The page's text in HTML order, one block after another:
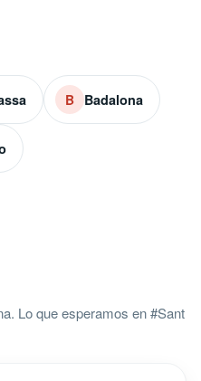
B Badalona
Lo que esperamos en #Sant